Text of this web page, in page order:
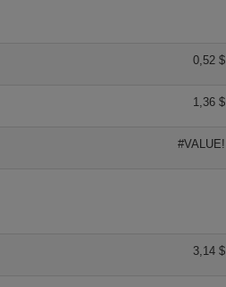
0,52 $
1,36 $
#VALUE!
3,14 $